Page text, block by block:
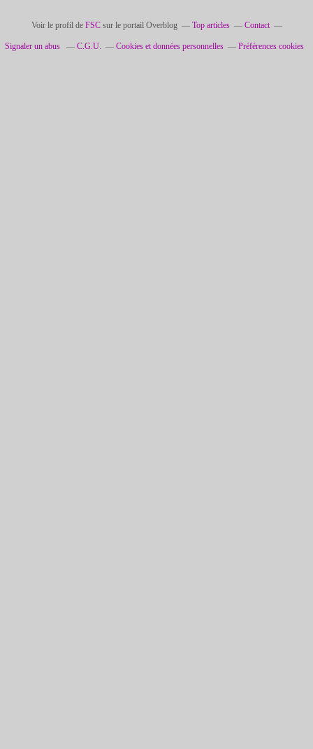
Voir le profil de FSCsur le portail Overblog Top articles Contact
Signaler un abus C.G.U. Cookies et données personnelles Préférences cookies